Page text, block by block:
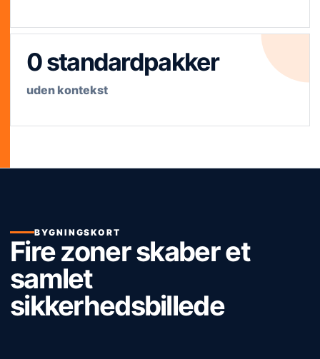
0 standardpakker
uden kontekst
BYGNINGSKORT
Fire zoner skaber et
samlet
sikkerhedsbillede